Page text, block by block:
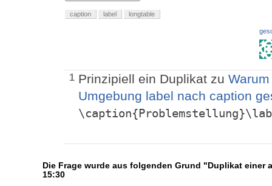
caption label longtable
1 Prinzipiell ein Duplikat zu
Umgebung label nach caption
Die Frage wurde aus folgenden Grund "Duplikat einer
15:30